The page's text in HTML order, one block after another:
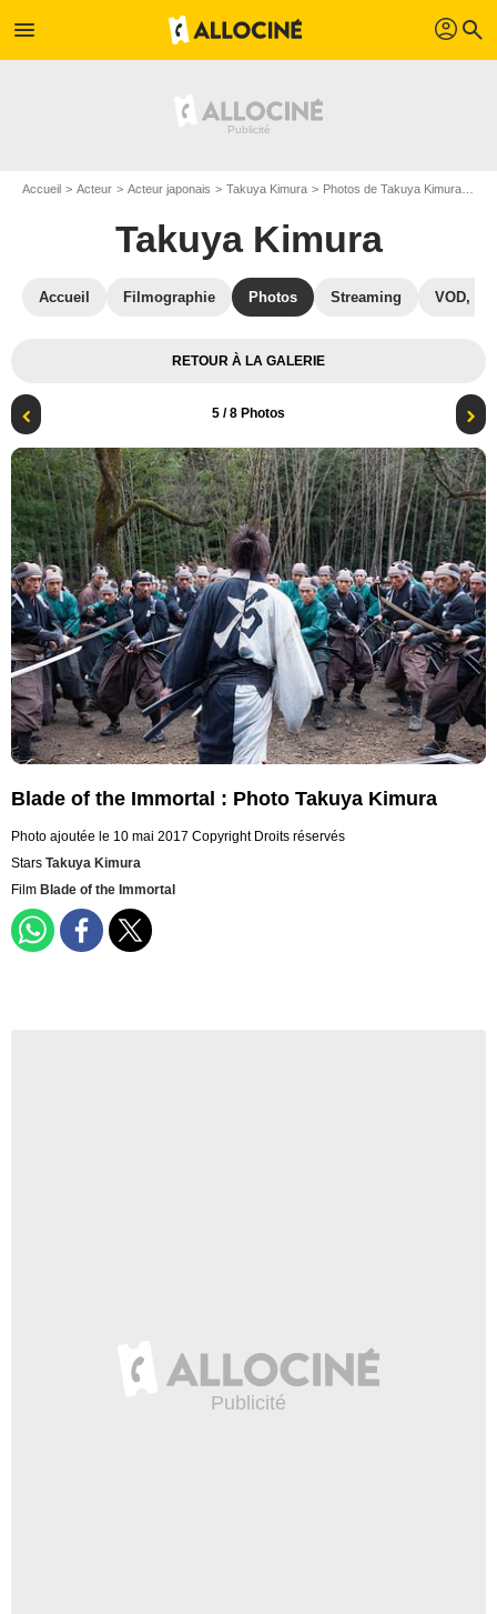
menu profil search
Accueil Acteur Acteur japonais Takuya Kimura Photos de Takuya Kimura
Takuya Kimura
Accueil Filmographie Photos Streaming VOD,
RETOUR À LA GALERIE
5 / 8 Photos
Blade of the Immortal : Photo Takuya Kimura
Photo ajoutée le 10 mai 2017 Copyright Droits réservés
Stars Takuya Kimura
Film Blade of the Immortal